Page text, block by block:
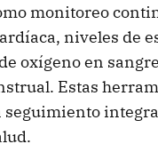
monitoreo
niveles de
oxígeno en
Estas